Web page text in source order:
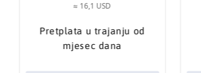
≈ 16,1 USD
Pretplata u trajanju od
mjesec dana